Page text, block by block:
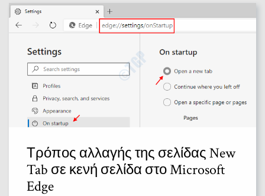
Τρόπος αλλαγής της σελίδας New
Tab σε κενή σελίδα στο Microsoft
Edge